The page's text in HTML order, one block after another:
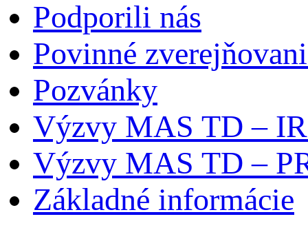
Podporili nás
Povinné
Pozvánky
Výzvy MAS TD –
Výzvy MAS TD –
Základné informácie